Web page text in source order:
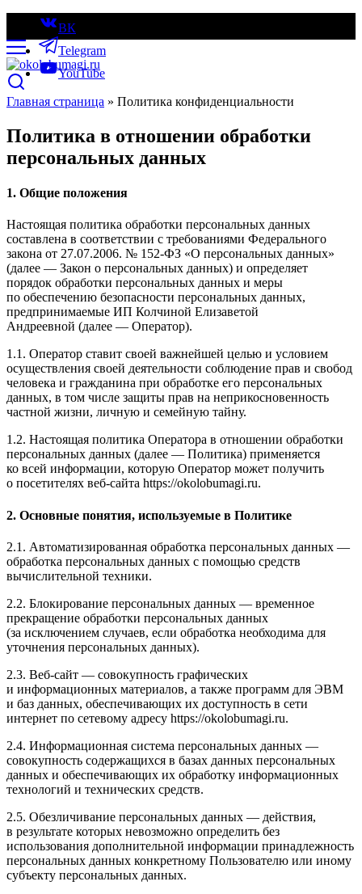
ВК
Telegram
YouTube
Главная страница » Политика конфиденциальности
Политика в отношении обработки
персональных данных
1. Общие положения
Настоящая политика обработки персональных данных
составлена в соответствии с требованиями Федерального
закона от 27.07.2006. № 152-ФЗ «О персональных данных»
(далее — Закон о персональных данных) и определяет
порядок обработки персональных данных и меры
по обеспечению безопасности персональных данных,
предпринимаемые ИП Колчиной Елизаветой
Андреевной (далее — Оператор).
1.1. Оператор ставит своей важнейшей целью и условием
осуществления своей деятельности соблюдение прав и свобод
человека и гражданина при обработке его персональных
данных, в том числе защиты прав на неприкосновенность
частной жизни, личную и семейную тайну.
1.2. Настоящая политика Оператора в отношении обработки
персональных данных (далее — Политика) применяется
ко всей информации, которую Оператор может получить
о посетителях веб-сайта https://okolobumagi.ru.
2. Основные понятия, используемые в Политике
2.1. Автоматизированная обработка персональных данных —
обработка персональных данных с помощью средств
вычислительной техники.
2.2. Блокирование персональных данных — временное
прекращение обработки персональных данных
(за исключением случаев, если обработка необходима для
уточнения персональных данных).
2.3. Веб-сайт — совокупность графических
и информационных материалов, а также программ для ЭВМ
и баз данных, обеспечивающих их доступность в сети
интернет по сетевому адресу https://okolobumagi.ru.
2.4. Информационная система персональных данных —
совокупность содержащихся в базах данных персональных
данных и обеспечивающих их обработку информационных
технологий и технических средств.
2.5. Обезличивание персональных данных — действия,
в результате которых невозможно определить без
использования дополнительной информации принадлежность
персональных данных конкретному Пользователю или иному
субъекту персональных данных.